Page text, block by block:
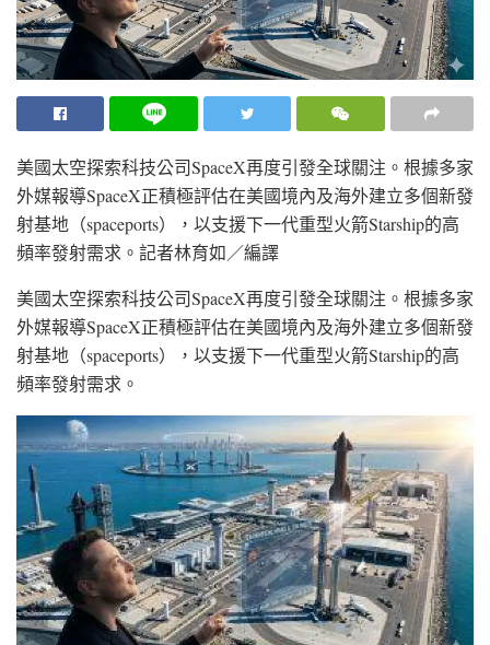
美國太空探索科技公司SpaceX再度引發全球關注。根據多家
外媒報導SpaceX正積極評估在美國境內及海外建立多個新發
射基地（spaceports），以支援下一代重型火箭Starship的高
頻率發射需求。 記者林育如／編譯
美國太空探索科技公司SpaceX再度引發全球關注。根據多家
外媒報導SpaceX正積極評估在美國境內及海外建立多個新發
射基地（spaceports），以支援下一代重型火箭Starship的高
頻率發射需求。